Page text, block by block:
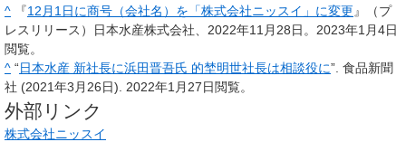
^
『12月1日に商号（会社名）を「株式会社ニッスイ」に変更 』（プ
レスリリース）日本水産株式会社、2022年11月28日 。 2023年1月4日
閲覧。
^ “日本水産 新社長に浜田晋吾氏 的埜明世社長は相談役に”. 食品新聞
社 (2021年3月26日). 2022年1月27日閲覧。
外部リンク
株式会社ニッスイ